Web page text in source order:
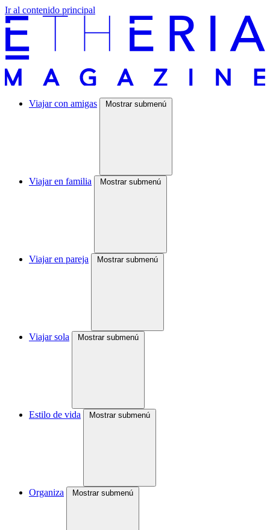
Ir al contenido principal
Viajar con amigas Mostrar submenú
Viajar en familia Mostrar submenú
Viajar en pareja Mostrar submenú
Viajar sola Mostrar submenú
Estilo de vida Mostrar submenú
Organiza Mostrar submenú